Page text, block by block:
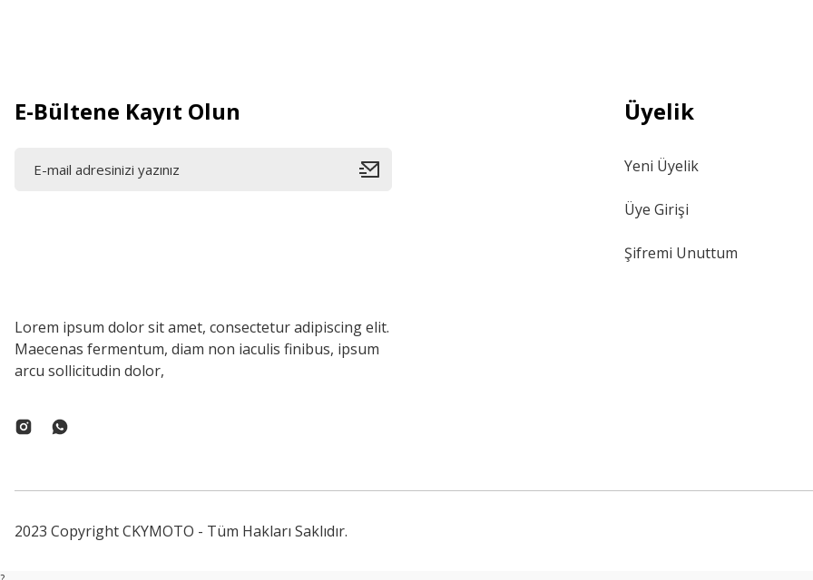
E-Bültene Kayıt Olun
Lorem ipsum dolor sit amet, consectetur adipiscing elit.
Maecenas fermentum, diam non iaculis finibus, ipsum
arcu sollicitudin dolor,
Üyelik
Yeni Üyelik
Üye Girişi
Şifremi Unuttum
2023 Copyright CKYMOTO - Tüm Hakları Saklıdır.